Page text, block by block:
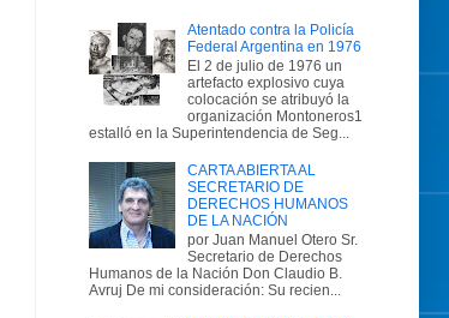
Atentado contra la Policía
Federal Argentina en 1976
El 2 de julio de 1976 un
artefacto explosivo cuya
colocación se atribuyó la
organización Montoneros1
estalló en la Superintendencia de Seg...
CARTA ABIERTA AL
SECRETARIO DE
DERECHOS HUMANOS
DE LA NACIÓN
por Juan Manuel Otero Sr.
Secretario de Derechos
Humanos de la Nación Don Claudio B.
Avruj De mi consideración: Su recien...